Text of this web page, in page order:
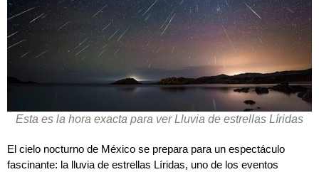
Esta es la hora exacta para ver Lluvia de estrellas Líridas
El cielo nocturno de México se prepara para un espectáculo
fascinante: la lluvia de estrellas Líridas, uno de los eventos